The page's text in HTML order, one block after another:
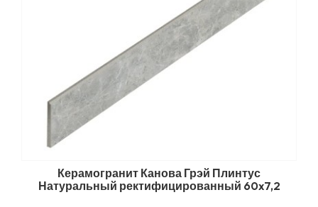
Керамогранит Канова Грэй Плинтус
Натуральный ректифицированный 60x7,2